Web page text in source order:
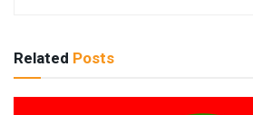
Related Posts